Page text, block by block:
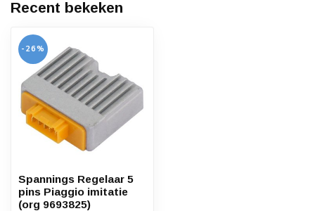
Recent bekeken
-26%
Spannings Regelaar 5
pins Piaggio imitatie
(org 9693825)